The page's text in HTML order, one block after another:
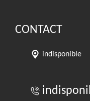
CONTACT
indisponible